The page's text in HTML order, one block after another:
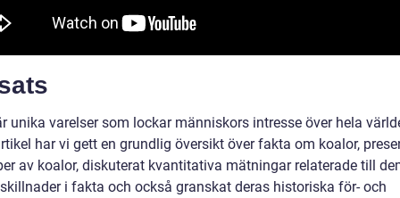
unika varelser som lockar människors intresse över hela
har vi gett en grundlig översikt över fakta om koalor,
av koalor, diskuterat kvantitativa mätningar relaterade till
i fakta och också granskat deras historiska för- och